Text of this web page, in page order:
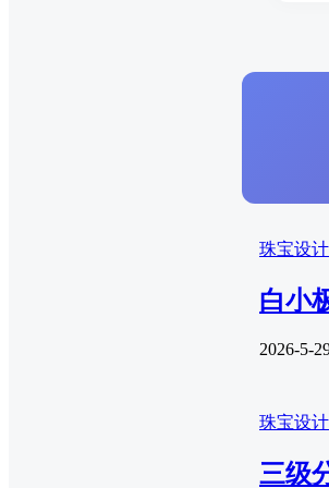
珠宝设计
白小
2026-5-
珠宝设计
三级